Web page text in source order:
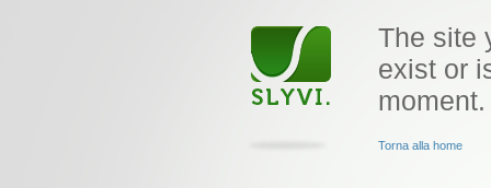
The site
exist or
moment.
Torna alla home